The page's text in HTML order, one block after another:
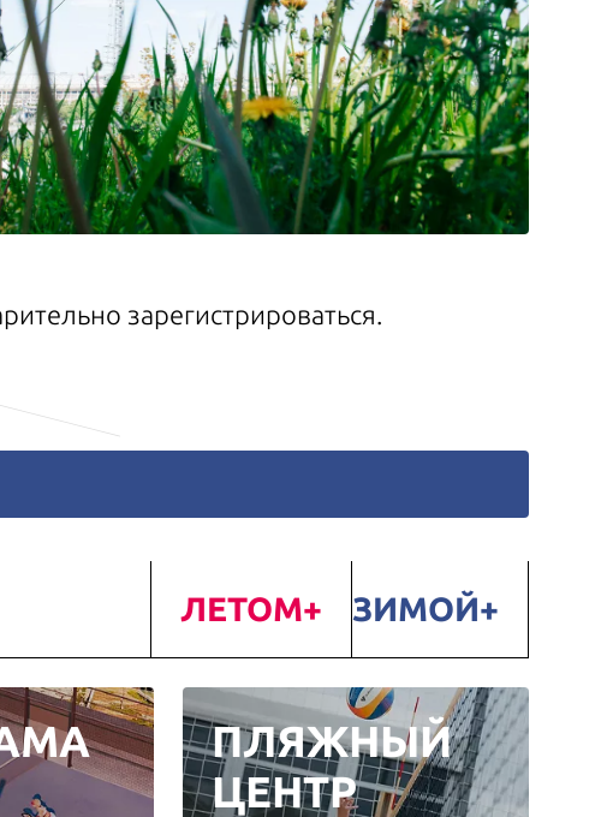
зарегистрироваться.
ЛЕТОМ ЗИМОЙ
ПЛЯЖНЫЙ
ЦЕНТР